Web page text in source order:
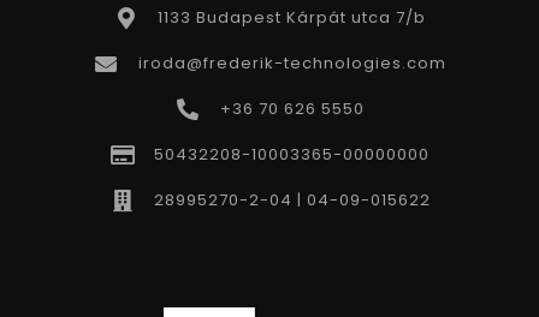
1133 Budapest Kárpát utca 7/b
iroda@frederik-technologies.com
+36 70 626 5550
50432208-10003365-00000000
28995270-2-04 | 04-09-015622